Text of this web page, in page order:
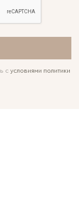
с условиями политики